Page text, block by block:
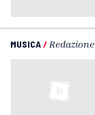
MUSICA/ Redazione